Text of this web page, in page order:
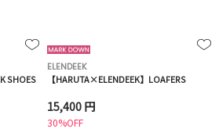
SHOES
ELENDEEK
【HARUTA×ELENDEEK】LOAFERS
15,400 円
30%OFF